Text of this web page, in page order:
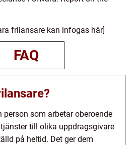
frilansare kan infogas här]
FAQ
person som arbetar oberoende
till olika uppdragsgivare
på heltid. Det ger dem